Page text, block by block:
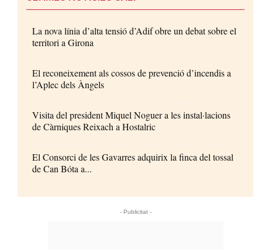
La nova línia d’alta tensió d’Adif obre un debat sobre el
territori a Girona
El reconeixement als cossos de prevenció d’incendis a
l’Aplec dels Àngels
Visita del president Miquel Noguer a les instal·lacions
de Càrniques Reixach a Hostalric
El Consorci de les Gavarres adquirix la finca del tossal
de Can Bóta a...
- Publicitat -